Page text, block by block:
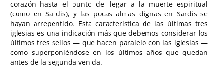
corazón hasta el punto de llegar a la muerte espiritual
(como en Sardis), y las pocas almas dignas en Sardis se
hayan arrepentido. Esta característica de las últimas tres
iglesias es una indicación más que debemos considerar los
últimos tres sellos — que hacen paralelo con las iglesias —
como superponiéndose en los últimos años que quedan
antes de la segunda venida.